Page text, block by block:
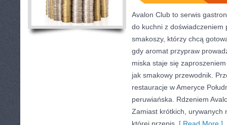
Avalon Club to serwis
do kuchni z doświadczeniem
smakoszy, którzy chcą
gdy aromat przypraw
miska staje się
jak smakowy przewodnik.
restauracje w Ameryce
peruwiańska. Rdzeniem
Zamiast krótkich, urywanych